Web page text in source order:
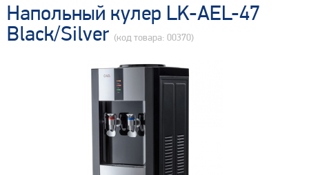
Напольный кулер LK-AEL-47
Black/Silver (код товара: 00370)